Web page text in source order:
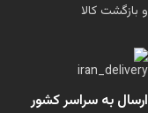
و بازگشت کالا
ارسال به سراسر کشور